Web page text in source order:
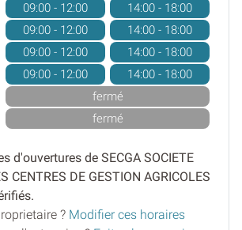
09:00 - 12:00
14:00 - 18:00
09:00 - 12:00
14:00 - 18:00
09:00 - 12:00
14:00 - 18:00
09:00 - 12:00
14:00 - 18:00
fermé
fermé
d'ouvertures de SECGA SOCIETE
CENTRES DE GESTION AGRICOLES
? Modifier ces horaires